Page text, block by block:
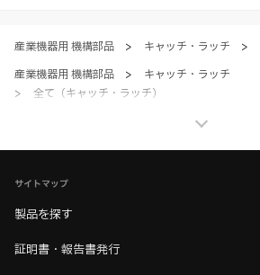
産業機器用 機構部品 > キャッチ・ラッチ >
産業機器用 機構部品
>
キャッチ・ラッチ
>
全て（キャッチ・ラッチ）
ラッチ・キャッチ
家具金物・建築金物
> ラッチ・キャッチ
サイトマップ
製品を探す
証明書・報告書発行